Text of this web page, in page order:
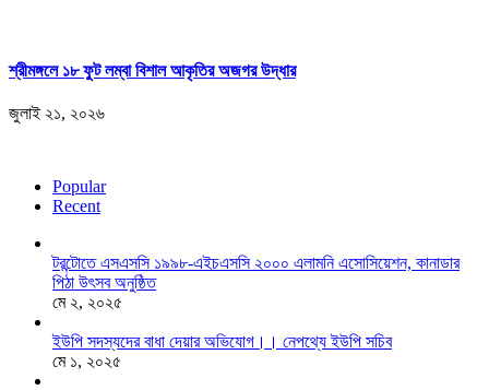
শ্রীমঙ্গলে ১৮ ফুট লম্বা বিশাল আকৃতির অজগর উদ্ধার
জুলাই ২১, ২০২৬
Popular
Recent
টরন্টোতে এসএসসি ১৯৯৮-এইচএসসি ২০০০ এলামনি এসোসিয়েশন, কানাডার
পিঠা উৎসব অনুষ্ঠিত
মে ২, ২০২৫
ইউপি সদস্যদের বাধা দেয়ার অভিযোগ।। নেপথ্যে ইউপি সচিব
মে ১, ২০২৫